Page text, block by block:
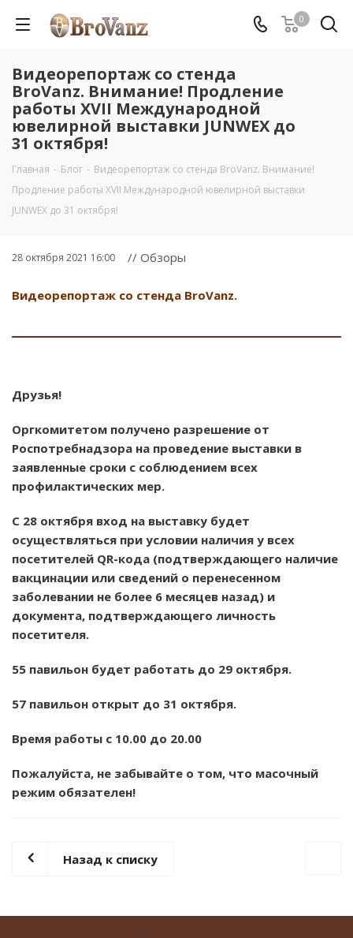
0
Видеорепортаж со стенда
BroVanz. Внимание! Продление
работы ХVII Международной
ювелирной выставки JUNWEX до
31 октября!
Главная - Блог - Видеорепортаж со стенда BroVanz. Внимание!
Продление работы ХVII Международной ювелирной выставки
JUNWEX до 31 октября!
28 октября 2021 16:00 // Обзоры
Видеорепортаж со стенда BroVanz.
Друзья!
Оргкомитетом получено разрешение от
Роспотребнадзора на проведение выставки в
заявленные сроки с соблюдением всех
профилактических мер.
С 28 октября вход на выставку будет
осуществляться при условии наличия у всех
посетителей QR-кода (подтверждающего наличие
вакцинации или сведений о перенесенном
заболевании не более 6 месяцев назад) и
документа, подтверждающего личность
посетителя.
55 павильон будет работать до 29 октября.
57 павильон открыт до 31 октября.
Время работы с 10.00 до 20.00
Пожалуйста, не забывайте о том, что масочный
режим обязателен!
Назад к списку